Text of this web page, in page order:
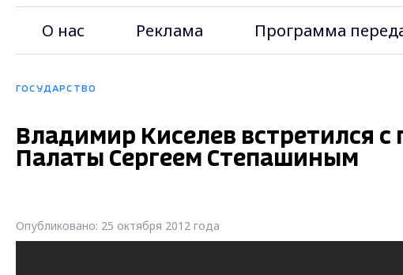
О нас Реклама Программа
ГОСУДАРСТВО
Владимир Киселев встретился с
Палаты Сергеем Степашиным
Опубликовано: 25 октября 2012 года